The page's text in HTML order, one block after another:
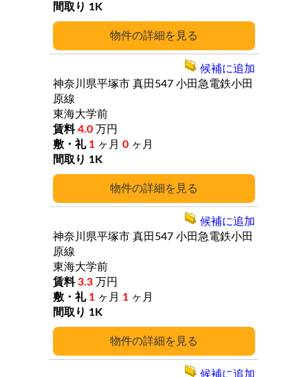
詳細
1K
詳細
神奈川県平塚市 真田547 小田急電鉄小田
原線
東海大学前
4.0 万円
1 ヶ月 0 ヶ月
1K
候補に追加
詳細
神奈川県平塚市 真田547 小田急電鉄小田
原線
東海大学前
3.3 万円
1 ヶ月 1 ヶ月
1K
候補に追加
候補に追加